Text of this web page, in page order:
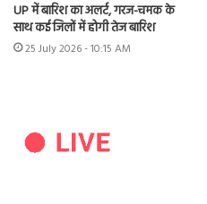
UP में बारिश का अलर्ट, गरज-चमक के
साथ कई जिलों में होगी तेज बारिश
25 July 2026 - 10:15 AM